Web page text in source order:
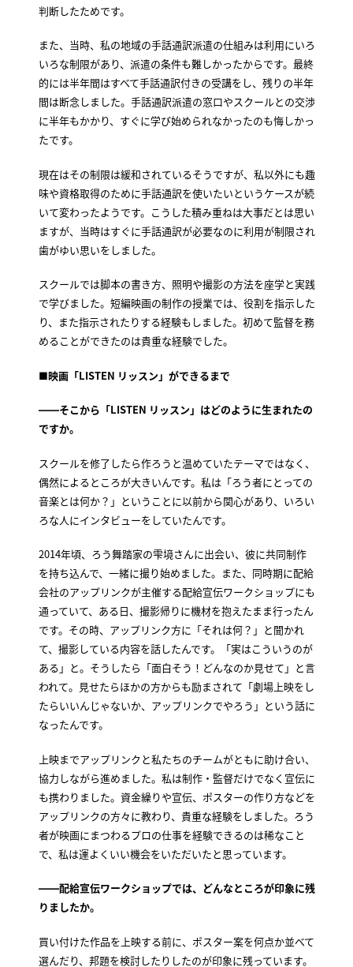
判断したためです。
また、当時、私の地域の手話通訳派遣の仕組みは利用にいろ
いろな制限があり、派遣の条件も難しかったからです。最終
的には半年間はすべて手話通訳付きの受講をし、残りの半年
間は断念しました。手話通訳派遣の窓口やスクールとの交渉
に半年もかかり、すぐに学び始められなかったのも悔しかっ
たです。
現在はその制限は緩和されているそうですが、私以外にも趣
味や資格取得のために手話通訳を使いたいというケースが続
いて変わったようです。こうした積み重ねは大事だとは思い
ますが、当時はすぐに手話通訳が必要なのに利用が制限され
歯がゆい思いをしました。
スクールでは脚本の書き方、照明や撮影の方法を座学と実践
で学びました。短編映画の制作の授業では、役割を指示した
り、また指示されたりする経験もしました。初めて監督を務
めることができたのは貴重な経験でした。
■映画「LISTEN リッスン」ができるまで
――そこから「LISTEN リッスン」はどのように生まれたの
ですか。
スクールを修了したら作ろうと温めていたテーマではなく、
偶然によるところが大きいんです。私は「ろう者にとっての
音楽とは何か？」ということに以前から関心があり、いろい
ろな人にインタビューをしていたんです。
2014年頃、ろう舞踏家の雫境さんに出会い、彼に共同制作
を持ち込んで、一緒に撮り始めました。また、同時期に配給
会社のアップリンクが主催する配給宣伝ワークショップにも
通っていて、ある日、撮影帰りに機材を抱えたまま行ったん
です。その時、アップリンク方に「それは何？」と聞かれ
て、撮影している内容を話したんです。「実はこういうのが
ある」と。そうしたら「面白そう！どんなのか見せて」と言
われて。見せたらほかの方からも励まされて「劇場上映をし
たらいいんじゃないか、アップリンクでやろう」という話に
なったんです。
上映までアップリンクと私たちのチームがともに助け合い、
協力しながら進めました。私は制作・監督だけでなく宣伝に
も携わりました。資金繰りや宣伝、ポスターの作り方などを
アップリンクの方々に教わり、貴重な経験をしました。ろう
者が映画にまつわるプロの仕事を経験できるのは稀なこと
で、私は運よくいい機会をいただいたと思っています。
――配給宣伝ワークショップでは、どんなところが印象に残
りましたか。
買い付けた作品を上映する前に、ポスター案を何点か並べて
選んだり、邦題を検討したりしたのが印象に残っています。